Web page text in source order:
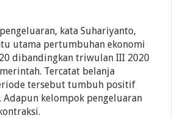
kata Suhariyanto,
utama pertumbuhan ekonomi
dibandingkan triwulan III 2020
Tercatat belanja
tersebut tumbuh positif
Adapun kelompok pengeluaran